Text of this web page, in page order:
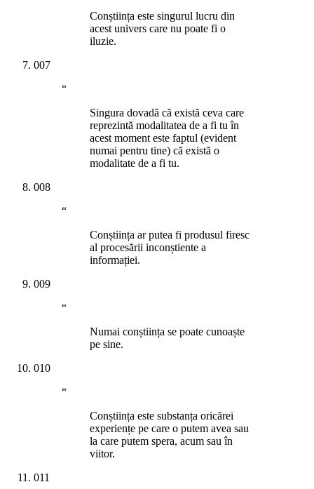
Conștiința este singurul lucru din
acest univers care nu poate fi o
iluzie.
007
“
Singura dovadă că există ceva care
reprezintă modalitatea de a fi tu în
acest moment este faptul (evident
numai pentru tine) că există o
modalitate de a fi tu.
008
“
Conștiința ar putea fi produsul firesc
al procesării inconștiente a
informației.
009
“
Numai conștiința se poate cunoaște
pe sine.
010
“
Conștiința este substanța oricărei
experiențe pe care o putem avea sau
la care putem spera, acum sau în
viitor.
011